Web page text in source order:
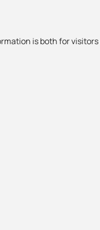
is both for visitors